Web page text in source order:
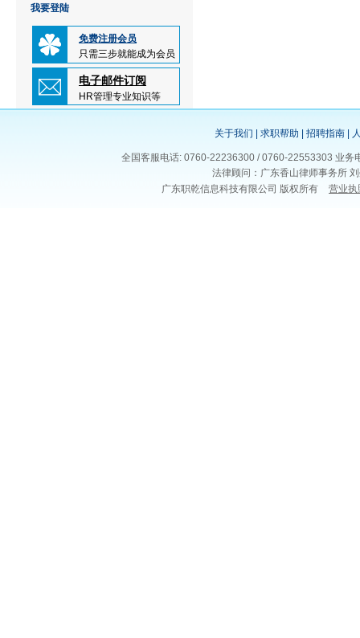
我要登陆
免费注册会员
只需三步就能成为会员
电子邮件订阅
HR管理专业知识等
关于我们 求职帮助 招聘指南
全国客服电话: 0760-22236300 / 0760-22553303 业
法律顾问：广东香山律师事务所
广东职乾信息科技有限公司 版权所有
营业执